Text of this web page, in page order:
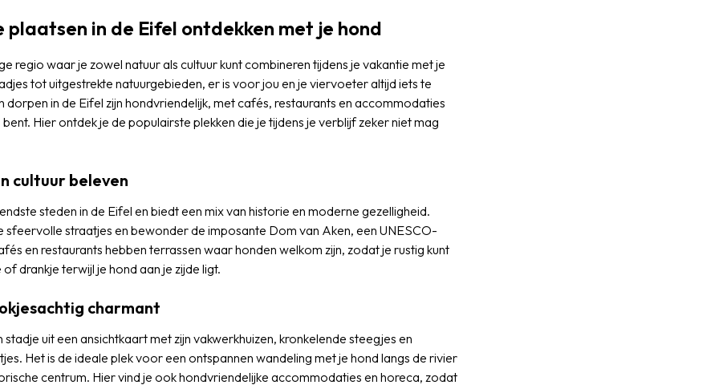
plaatsen in de Eifel ontdekken met je hond
regio waar je zowel natuur als cultuur kunt combineren tijdens je vakantie met je
tot uitgestrekte natuurgebieden, er is voor jou en je viervoeter altijd iets te
dorpen in de Eifel zijn hondvriendelijk, met cafés, restaurants en accommodaties
Hier ontdek je de populairste plekken die je tijdens je verblijf zeker niet mag
cultuur beleven
steden in de Eifel en biedt een mix van historie en moderne gezelligheid.
sfeervolle straatjes en bewonder de imposante Dom van Aken, een UNESCO-
en restaurants hebben terrassen waar honden welkom zijn, zodat je rustig kunt
drankje terwijl je hond aan je zijde ligt.
charmant
uit een ansichtkaart met zijn vakwerkhuizen, kronkelende steegjes en
Het is de ideale plek voor een ontspannen wandeling met je hond langs de rivier
centrum. Hier vind je ook hondvriendelijke accommodaties en horeca, zodat